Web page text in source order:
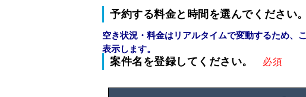
予約する料金と時間を選んでください。
空き状況・料金はリアルタイムで変動するため、
表示します。
案件名を登録してください。 必須